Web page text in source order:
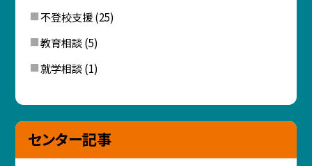
不登校支援(25)
教育相談(5)
就学相談(1)
センター記事